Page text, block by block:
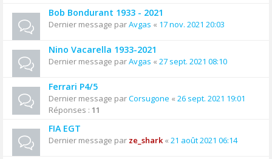
Bob Bondurant 1933 - 2021
Dernier message parAvgas « 17 nov. 2021 20:03
Nino Vacarella 1933-2021
Dernier message parAvgas « 27 sept. 2021 08:10
Ferrari P4/5
Dernier message parCorsugone « 26 sept. 2021 19:01
Réponses : 11
FIA EGT
Dernier message par ze_shark« 21 août 2021 06:14